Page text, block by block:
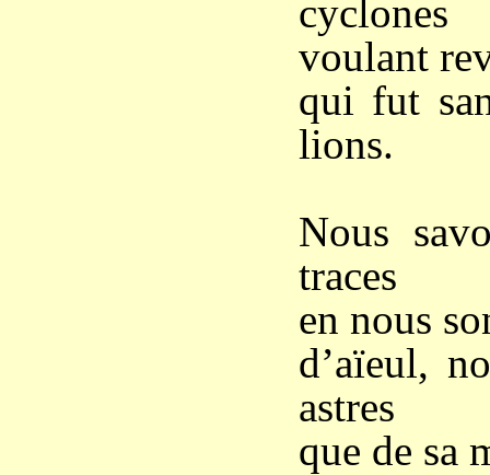
cyclones
voulant
qui fut
lions.
Nous
traces
en nous
d’aïeul,
astres
que de sa